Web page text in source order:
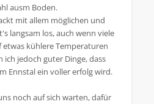
ausm Boden.
mit allem möglichen und
langsam los, auch wenn viele
kühlere Temperaturen
ich jedoch guter Dinge, dass
Ennstal ein voller erfolg wird.
noch auf sich warten, dafür